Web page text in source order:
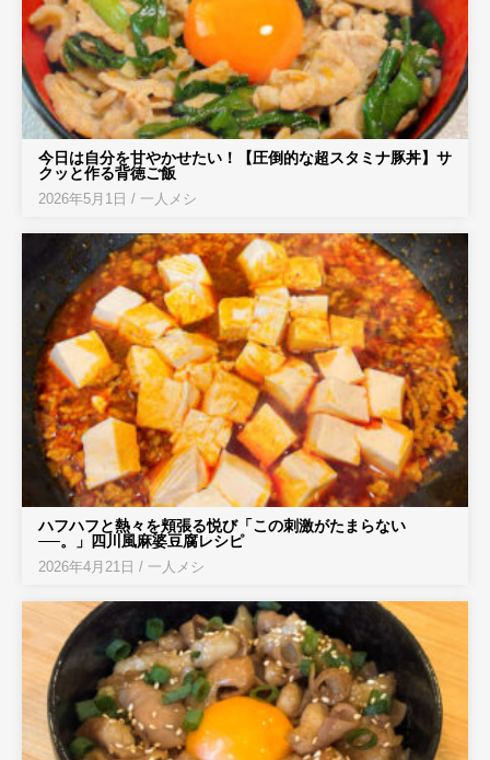
今日は自分を甘やかせたい！【圧倒的な超スタミナ豚丼】サ
クッと作る背徳ご飯
2026年5月1日 / 一人メシ
ハフハフと熱々を頬張る悦び「この刺激がたまらない
──。」四川風麻婆豆腐レシピ
2026年4月21日 / 一人メシ